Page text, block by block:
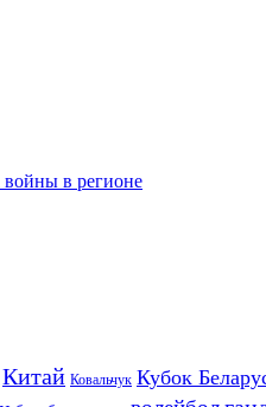
войны в регионе
Китай Ковальчук Кубок